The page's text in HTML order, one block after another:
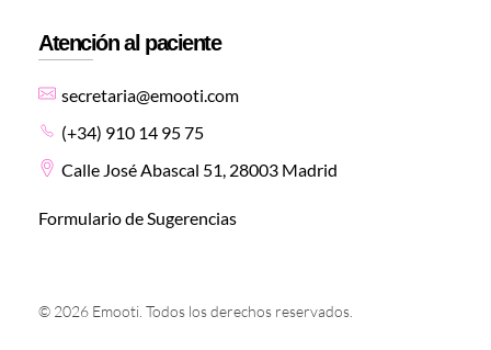
Atención al paciente
secretaria@emooti.com
(+34) 910 14 95 75
Calle José Abascal 51, 28003 Madrid
Formulario de Sugerencias
© 2026 Emooti. Todos los derechos reservados.